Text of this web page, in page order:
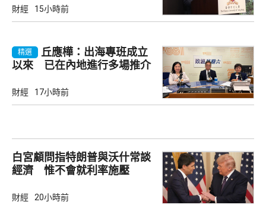
財經 15小時前
精選
丘應樺：出海專班成立
以來 已在內地進行多場推介
財經 17小時前
白宮顧問指特朗普與沃什常談
經濟 惟不會就利率施壓
財經 20小時前